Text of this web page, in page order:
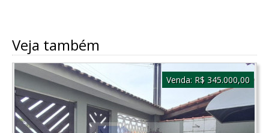
Veja também
Venda: R$ 345.000,00